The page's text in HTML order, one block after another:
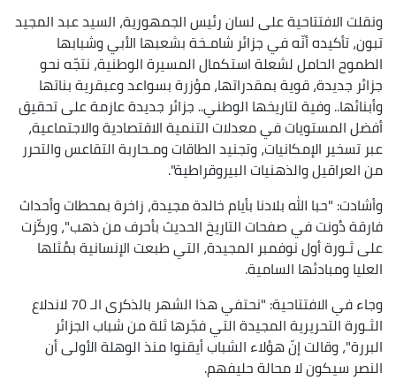
ونقلت الافتتاحية على لسان رئيس الجمهورية، السيد عبد المجيد
تبون، تأكيده أنّه في جزائر شامـخة بشعبها الأبي وشبابها
الطموح الحامل لشعلة استكمال المسيرة الوطنية، نتجّه نحو
جزائر جديدة، قوية بمقدراتها، مؤزرة بسواعد وعبقرية بناتها
وأبنائها.. وفية لتاريخها الوطني.. جزائر جديدة عازمة على تحقيق
أفضل المستويات في معدلات التنمية الاقتصادية والاجتماعية،
عبر تسخير الإمكانيات، وتجنيد الطاقات ومـحاربة التقاعس والتحرر
من العراقيل والذهنيات البيروقراطية".
وأشادت: "حبا الله بلادنا بأيام خالدة مجيدة، زاخرة بمحطات وأحداث
فارقة دُونت في صفحات التاريخ الحديث بأحرف من ذهب"، وركّزت
على ثـورة أول نوفمبر المجيدة، التي طبعت الإنسانية بمُثلها
العليا ومبادئها السامية.
وجاء في الافتتاحية: "نحتفي هذا الشهر بالذكرى الـ 70 لاندلاع
الثـورة التحريرية المجيدة التي فجّرها ثلة من شباب الجزائر
البررة"، وقالت إنّ هؤلاء الشباب أيقنوا منذ الوهلة الأولى أن
النصر سيكون لا محالة حليفهم.